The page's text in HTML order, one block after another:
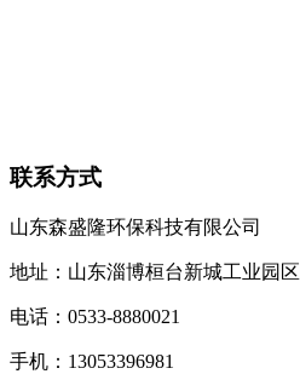
联系方式
山东森盛隆环保科技有限公司
地址：山东淄博桓台新城工业园区
电话： 0533-8880021
手机： 13053396981